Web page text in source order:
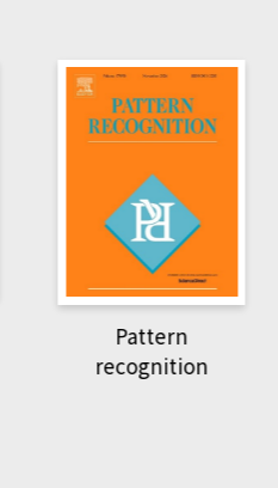
Pattern
recognition